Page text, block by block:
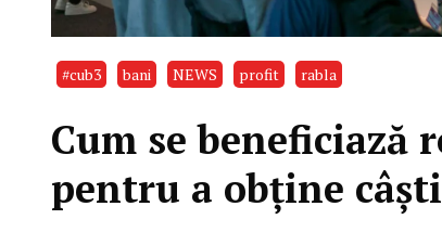
#cub3 bani NEWS profit rabla
Cum se beneficiază
pentru a obține